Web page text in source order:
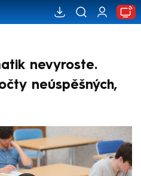
nevyroste.
neúspěšných,